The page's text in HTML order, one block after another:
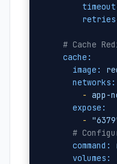
# Cache
cache:
image:
networks:
- app-
expose:
-
#
command:
volumes: